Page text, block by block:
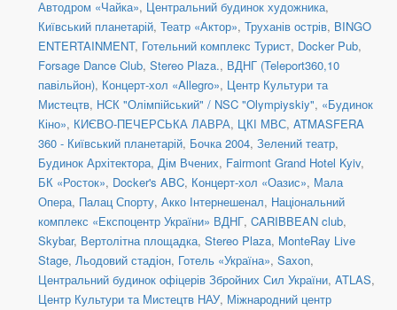
Автодром «Чайка», Центральний будинок художника,
Київський планетарій, Театр «Актор», Труханів острів, BINGO
ENTERTAINMENT, Готельний комплекс Турист, Docker Pub,
Forsage Dance Club, Stereo Plaza., ВДНГ (Teleport360,10
павільйон), Концерт-хол «Allegro», Центр Культури та
Мистецтв, НСК "Олімпійський" / NSC "Olympiyskiy", «Будинок
Кіно», КИЄВО-ПЕЧЕРСЬКА ЛАВРА, ЦКІ МВС, ATMASFERA
360 - Київський планетарій, Бочка 2004, Зелений театр,
Будинок Архітектора, Дім Вчених, Fairmont Grand Hotel Kyiv,
БК «Росток», Docker's ABC, Концерт-хол «Оазис», Мала
Опера, Палац Спорту, Акко Інтернешенал, Національний
комплекс «Експоцентр України» ВДНГ, CARIBBEAN club,
Skybar, Вертолітна площадка, Stereo Plaza, MonteRay Live
Stage, Льодовий стадіон, Готель «Україна», Saxon,
Центральний будинок офіцерів Збройних Сил України, ATLAS,
Центр Культури та Мистецтв НАУ, Міжнародний центр